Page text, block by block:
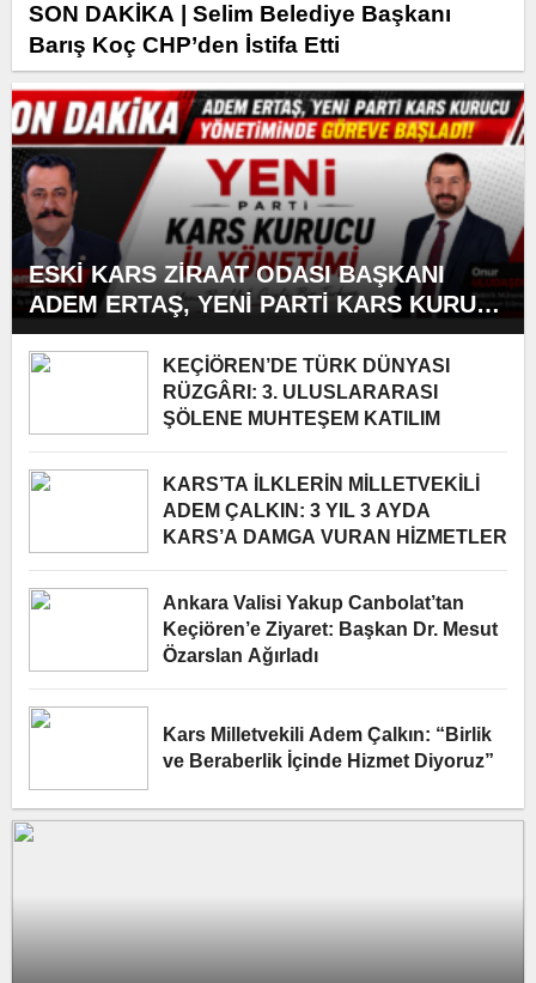
SON DAKİKA | Selim Belediye Başkanı
Barış Koç CHP’den İstifa Etti
ESKİ KARS ZİRAAT ODASI BAŞKANI
ADEM ERTAŞ, YENİ PARTİ KARS KURUCU
YÖNETİMİNDE
KEÇİÖREN’DE TÜRK DÜNYASI
RÜZGÂRI: 3. ULUSLARARASI
ŞÖLENE MUHTEŞEM KATILIM
KARS’TA İLKLERİN MİLLETVEKİLİ
ADEM ÇALKIN: 3 YIL 3 AYDA
KARS’A DAMGA VURAN HİZMETLER
Ankara Valisi Yakup Canbolat’tan
Keçiören’e Ziyaret: Başkan Dr. Mesut
Özarslan Ağırladı
Kars Milletvekili Adem Çalkın: “Birlik
ve Beraberlik İçinde Hizmet Diyoruz”